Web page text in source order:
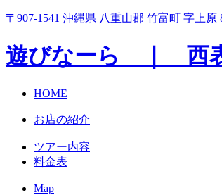
〒907-1541 沖縄県 八重山郡 竹富町 字上原
遊びなーら ｜ 西
HOME
お店の紹介
ツアー内容
料金表
Map